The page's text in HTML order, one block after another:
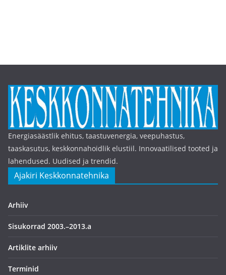
Energiasäästlik ehitus, taastuvenergia, veepuhastus,
taaskasutus, keskkonnahoidlik elustiil. Innovaatilised tooted ja
lahendused. Uudised ja trendid.
Ajakiri Keskkonnatehnika
Arhiiv
Sisukorrad 2003.–2013.a
Artiklite arhiiv
Terminid